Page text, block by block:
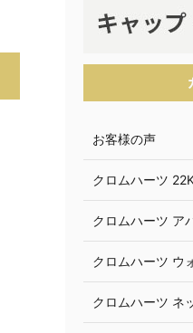
お客様の声
クロムハーツ
クロムハーツ ア
クロムハーツ ウ
クロムハーツ ネ